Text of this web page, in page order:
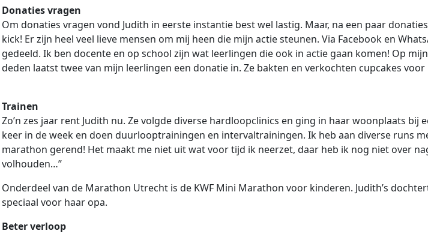
Donaties vragen
Om donaties vragen vond Judith in eerste instantie best wel lastig. Maar, na een paar
kick! Er zijn heel veel lieve mensen om mij heen die mijn actie steunen. Via Facebook en
gedeeld. Ik ben docente en op school zijn wat leerlingen die ook in actie gaan komen! Op
deden laatst twee van mijn leerlingen een donatie in. Ze bakten en verkochten cupcakes voor
Trainen
Zo’n zes jaar rent Judith nu. Ze volgde diverse hardloopclinics en ging in haar woonplaats bij
keer in de week en doen duurlooptrainingen en intervaltrainingen. Ik heb aan diverse runs
marathon gerend! Het maakt me niet uit wat voor tijd ik neerzet, daar heb ik nog niet over
volhouden…”
Onderdeel van de Marathon Utrecht is de KWF Mini Marathon voor kinderen. Judith’s
speciaal voor haar opa.
Beter verloop